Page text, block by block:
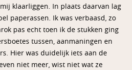
klaarliggen. In plaats daarvan lag
paperassen. Ik was verbaasd, zo
pas echt toen ik de stukken ging
tussen, aanmaningen en
Hier was duidelijk iets aan de
niet meer, wist niet wat ze